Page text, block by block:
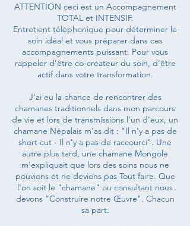
ATTENTION ceci est un Accompagnement
TOTAL et INTENSIF.
Entretient téléphonique pour déterminer le
soin idéal et vous préparer dans ces
accompagnements puissant. Pour vous
rappeler d'être co-créateur du soin, d'être
actif dans votre transformation.
J'ai eu la chance de rencontrer des
chamanes traditionnels dans mon parcours
de vie et lors de transmissions l'un d'eux, un
chamane Népalais m'as dit : "Il n'y a pas de
short cut - Il n'y a pas de raccourci". Une
autre plus tard, une chamane Mongole
m'expliquait que lors des soins nous ne
pouvions et ne devions pas Tout faire. Que
l'on soit le "chamane" ou consultant nous
devons "Construire notre Œuvre". Chacun
sa part.